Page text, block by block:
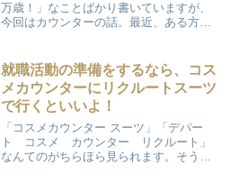
万歳！」なことばかり書いていますが、
今回はカウンターの話。最近、ある方か
ひどいのはむしろドラッグストアのカウ
ンターじゃないかな。とあ...
就職活動の準備をするなら、コス
メカウンターにリクルートスーツ
で行くといいよ！
「コスメカウンター スーツ」「デパー
ト コスメ カウンター リクルート」
なんてのがちらほら見られます。そうか